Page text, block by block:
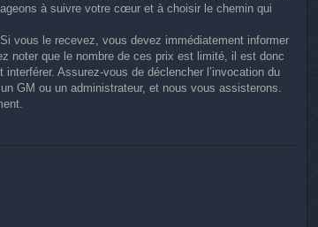
à suivre votre cœur et à choisir le chemin qui
vous le recevez, vous devez immédiatement informer
noter que le nombre de ces prix est limité, il est donc
Assurez-vous de déclencher l’invocation du
GM ou un administrateur, et nous vous assisterons.